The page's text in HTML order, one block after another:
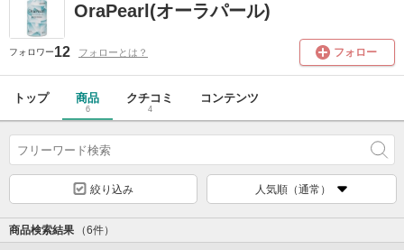
OraPearl(オーラパール)
フォロワー12 フォローとは？ フォロー
トップ 商品
6
クチコミ
4
コンテンツ
絞り込み 人気順（通常）
商品検索結果 （6件）